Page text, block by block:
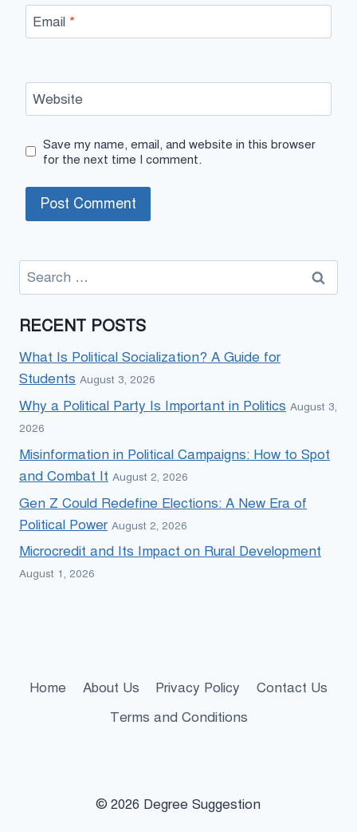
Email *
Website
Save my name, email, and website in this browser
for the next time I comment.
Search
for:
RECENT POSTS
What Is Political Socialization? A Guide for
Students August 3, 2026
Why a Political Party Is Important in Politics August 3,
2026
Misinformation in Political Campaigns: How to Spot
and Combat It August 2, 2026
Gen Z Could Redefine Elections: A New Era of
Political Power August 2, 2026
Microcredit and Its Impact on Rural Development
August 1, 2026
Home About Us Privacy Policy
Contact Us
Terms and Conditions
© 2026 Degree Suggestion